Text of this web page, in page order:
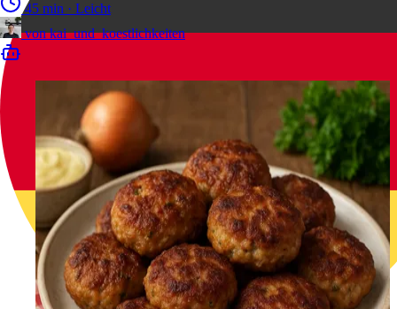
45 min · Leicht
von kai_und_koestlichkeiten